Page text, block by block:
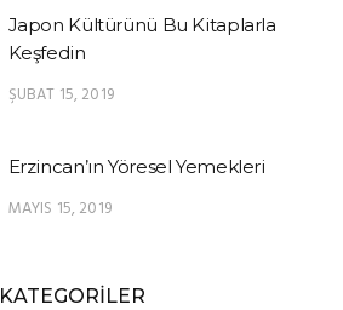
Japon Kültürünü Bu Kitaplarla
Keşfedin
ŞUBAT 15, 2019
Erzincan’ın Yöresel Yemekleri
MAYIS 15, 2019
KATEGORİLER